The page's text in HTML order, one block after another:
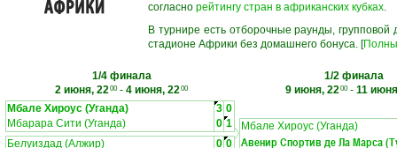
согласно рейтингу стран в африканских кубках.
В турнире есть отборочные раунды,
стадионе Африки без домашнего бонуса. [
1/4 финала
2 июня, 2200- 4 июня, 2200
1/2 финала
9 июня, 2200- 11
Мбале Хироус (Уганда)
3 0
Мбарара Сити (Уганда)
0 1
Белуиздад (Алжир)
0 0
Мбале Хироус (Уганда)
Авенир Спортив де Ла Марса